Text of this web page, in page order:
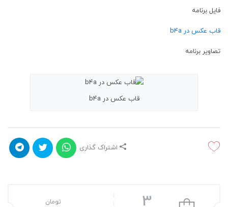
فایل برنامه
قاب عکس در b4a
تصاویر برنامه
قاب عکس در b4a
اشتراک گذاری
3 تومان